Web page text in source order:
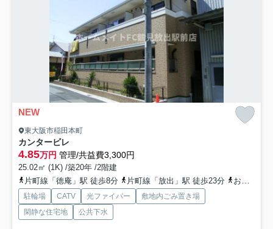
NEW
東大阪市稲田本町
カンタービレ
4.85万円 管理/共益費3,300円
25.02㎡ (1K) /築20年 /2階建
片町線「徳庵」駅 徒歩8分
片町線「放出」駅 徒歩23分 おおさか東線「高井田中央」駅 徒歩21分
駐輪場 CATV 光ファイバー
敷地内ごみ置き場
閑静な住宅地
公共下水